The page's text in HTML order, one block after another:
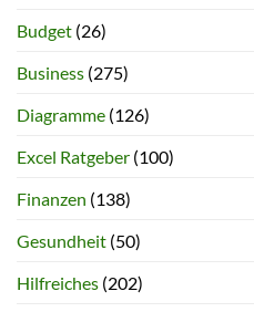
Budget (26)
Business (275)
Diagramme (126)
Excel Ratgeber (100)
Finanzen (138)
Gesundheit (50)
Hilfreiches (202)